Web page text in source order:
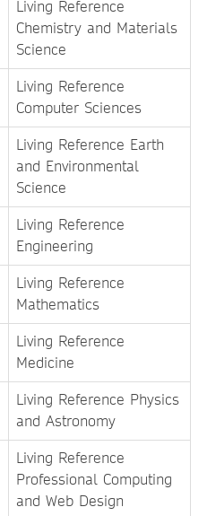
Living Reference
Chemistry and Materials
Science
Living Reference
Computer Sciences
Living Reference Earth
and Environmental
Science
Living Reference
Engineering
Living Reference
Mathematics
Living Reference
Medicine
Living Reference Physics
and Astronomy
Living Reference
Professional Computing
and Web Design